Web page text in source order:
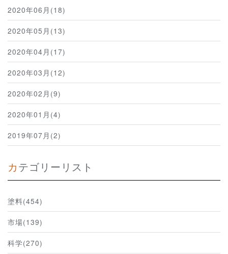
2020年06月(18)
2020年05月(13)
2020年04月(17)
2020年03月(12)
2020年02月(9)
2020年01月(4)
2019年07月(2)
カテゴリーリスト
塗料(454)
市場(139)
科学(270)